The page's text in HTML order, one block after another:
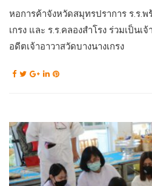
หอการค้าจังหวัดสมุทรปราการ ร.ร.พ
เกรง และ ร.ร.คลองสำโรง ร่วมเป็น
อดีตเจ้าอาวาสวัดบางนางเกรง